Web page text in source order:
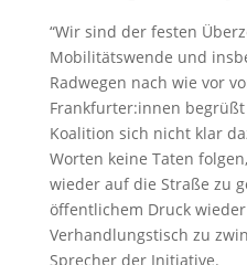
“Wir sind der festen
Mobilitätswende und
Radwegen nach wie vor
Frankfurter:innen
Koalition sich nicht klar
Worten keine Taten
wieder auf die Straße zu
öffentlichem Druck
Verhandlungstisch zu
Sprecher der Initiative.